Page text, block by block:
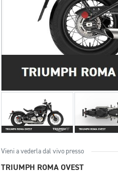
Vieni a vederla dal vivo presso
TRIUMPH ROMA OVEST